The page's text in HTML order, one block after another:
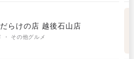
らけの店 越後石山店
・ その他グルメ